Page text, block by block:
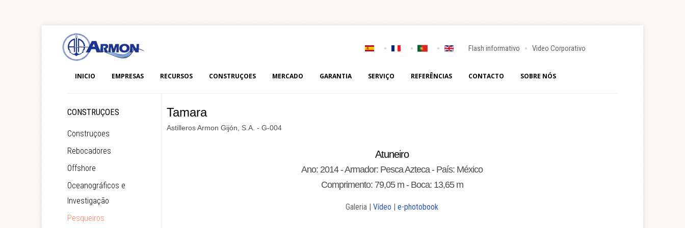
Flash informativo Video Corporativo
INICIO EMPRESAS RECURSOS CONSTRUÇOES MERCADO GARANTIA SERVIÇO REFERÊNCIAS CONTACTO SOBRE NÓS
Tamara
Astilleros Armon Gijón, S.A. - G-004
Atuneiro
Ano: 2014 - Armador: Pesca Azteca - País: México
Comprimento: 79,05 m - Boca: 13,65 m
Galeria |Vídeo |e-photobook
CONSTRUÇOES
Construçoes
Rebocadores
Offshore
Oceanográficos e
Investigação
Pesqueiros